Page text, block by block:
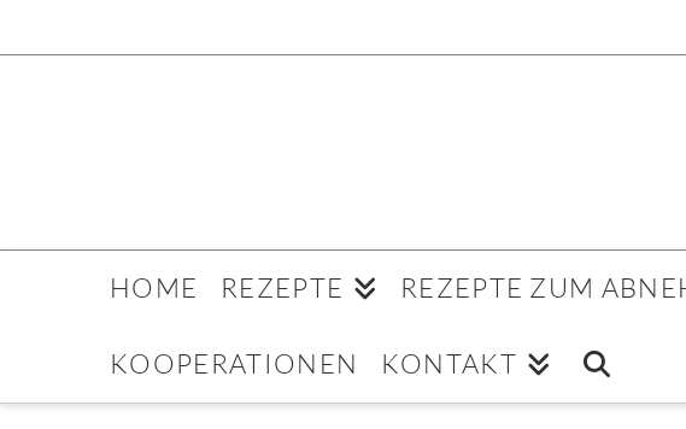
HOME REZEPTE REZEPTE ZUM
KOOPERATIONEN KONTAKT